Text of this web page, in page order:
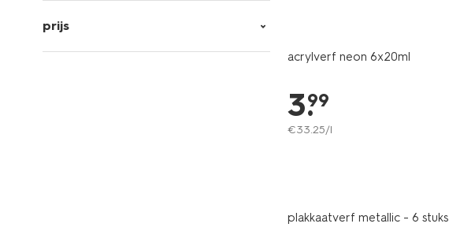
prijs
acrylverf neon 6x20ml
3.
99
€33.25/l
plakkaatverf metallic - 6 stuks